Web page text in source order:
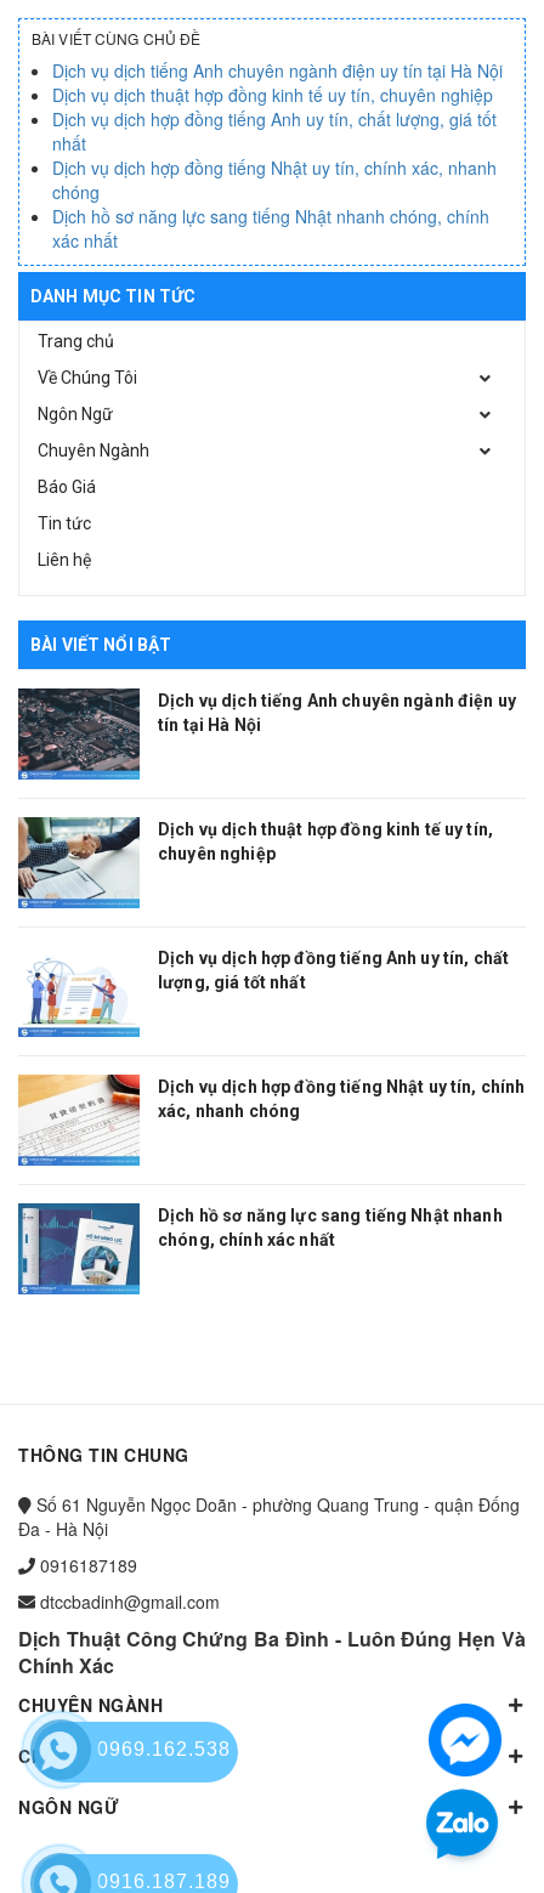
BÀI VIẾT CÙNG CHỦ ĐỀ
Dịch vụ dịch tiếng Anh chuyên ngành điện uy tín tại Hà Nội
Dịch vụ dịch thuật hợp đồng kinh tế uy tín, chuyên nghiệp
Dịch vụ dịch hợp đồng tiếng Anh uy tín, chất lượng, giá tốt
nhất
Dịch vụ dịch hợp đồng tiếng Nhật uy tín, chính xác, nhanh
chóng
Dịch hồ sơ năng lực sang tiếng Nhật nhanh chóng, chính
xác nhất
DANH MỤC TIN TỨC
Trang chủ
Về Chúng Tôi
Ngôn Ngữ
Chuyên Ngành
Báo Giá
Tin tức
Liên hệ
BÀI VIẾT NỔI BẬT
Dịch vụ dịch tiếng Anh chuyên ngành điện uy
tín tại Hà Nội
Dịch vụ dịch thuật hợp đồng kinh tế uy tín,
chuyên nghiệp
Dịch vụ dịch hợp đồng tiếng Anh uy tín, chất
lượng, giá tốt nhất
Dịch vụ dịch hợp đồng tiếng Nhật uy tín, chính
xác, nhanh chóng
Dịch hồ sơ năng lực sang tiếng Nhật nhanh
chóng, chính xác nhất
THÔNG TIN CHUNG
Số 61 Nguyễn Ngọc Doãn - phường Quang Trung - quận Đống
Đa - Hà Nội
0916187189
dtccbadinh@gmail.com
Dịch Thuật Công Chứng Ba Đình - Luôn Đúng Hẹn Và
Chính Xác
CHUYÊN NGÀNH
CHUYÊN NGÀNH
NGÔN NGỮ
0969.162.538
0916.187.189